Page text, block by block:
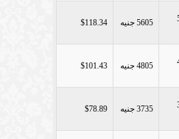
5605 جنيه $118.34
4805 جنيه $101.43
3735 جنيه $78.89